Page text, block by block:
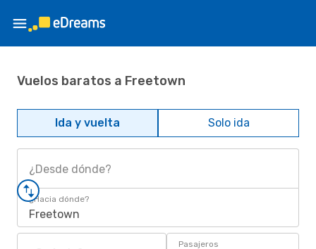
Vuelos baratos a Freetown
Ida y vuelta Solo ida
¿Desde dónde?
¿Hacia dónde?
Freetown
Pasajeros